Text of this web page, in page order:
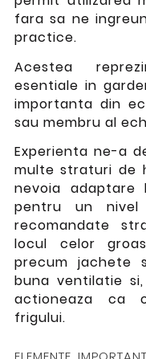
fara sa ne
practice.
Acestea
esentiale in
importanta din
sau membru al
Experienta ne-a
multe straturi de
nevoia adaptare
pentru un
recomandate
locul celor
precum jachete
buna ventilatie
actioneaza ca
frigului.